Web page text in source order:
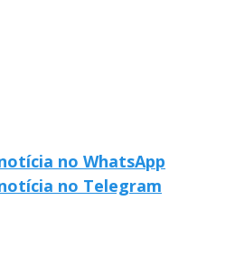
no WhatsApp
no Telegram